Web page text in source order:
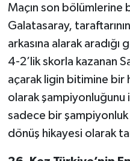
​Maçın son bölümlerine
Galatasaray,
arkasına alarak
4-2’lik skorla kazanan
açarak ligin bitimine bir
olarak
sadece bir
dönüş hikayesi olarak